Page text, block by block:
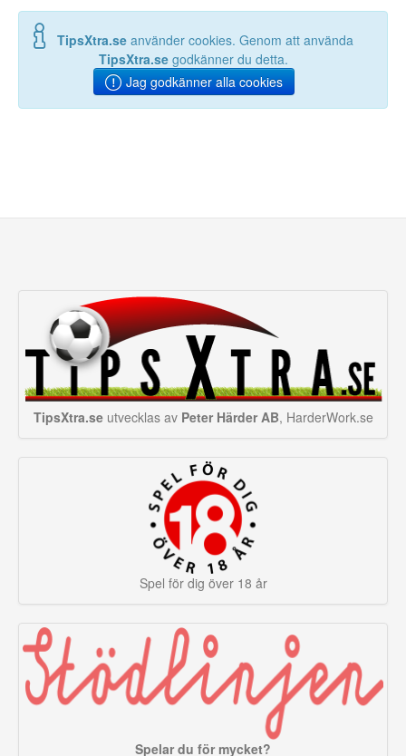
TipsXtra.se använder cookies. Genom att använda
TipsXtra.se godkänner du detta.
Jag godkänner alla cookies
TipsXtra.seutvecklas av Peter Härder AB, HarderWork.se
Spel för dig över 18 år
Spelar du för mycket?